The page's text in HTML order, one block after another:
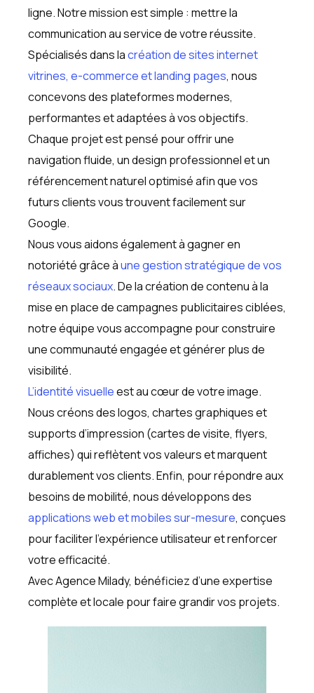
ligne. Notre mission est simple : mettre la
communication au service de votre réussite.
Spécialisés dans lacréation de sites internet
vitrines, e-commerce et landing pages, nous
concevons des plateformes modernes,
performantes et adaptées à vos objectifs.
Chaque projet est pensé pour offrir une
navigation fluide, un design professionnel et un
référencement naturel optimisé afin que vos
futurs clients vous trouvent facilement sur
Google.
Nous vous aidons également à gagner en
notoriété grâce àune gestion stratégique de vos
réseaux sociaux. De la création de contenu à la
mise en place de campagnes publicitaires ciblées,
notre équipe vous accompagne pour construire
une communauté engagée et générer plus de
visibilité.
L’identité visuelleest au cœur de votre image.
Nous créons des logos, chartes graphiques et
supports d’impression (cartes de visite, flyers,
affiches) qui reflètent vos valeurs et marquent
durablement vos clients. Enfin, pour répondre aux
besoins de mobilité, nous développons des
applications web et mobiles sur-mesure, conçues
pour faciliter l’expérience utilisateur et renforcer
votre efficacité.
Avec Agence Milady, bénéficiez d’une expertise
complète et locale pour faire grandir vos projets.